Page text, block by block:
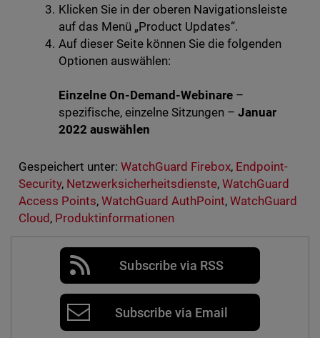
Klicken Sie in der oberen Navigationsleiste
auf das Menü „Product Updates“.
Auf dieser Seite können Sie die folgenden
Optionen auswählen:
Einzelne On-Demand-Webinare –
spezifische, einzelne Sitzungen – Januar
2022 auswählen
Gespeichert unter: WatchGuard Firebox, Endpoint-
Security, Netzwerksicherheitsdienste,WatchGuard
Access Points, WatchGuard AuthPoint,WatchGuard
Cloud, Produktinformationen
Subscribe via RSS
Subscribe via Email